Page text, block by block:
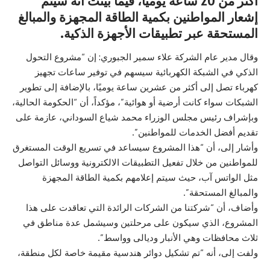
إشعار المواطنين بكمية الطاقة المجهزة والمبالغ
المستحقة عبر تطبيقات الأجهزة الذكية.
وقال مدير عام الشركة علاء سمير الجبوري: إن “مشروع التحول
الذكي في الشبكة الكهربائية سيسهم في توفير ساعات تجهيز
كهرباء تصل إلى أكثر من عشرين ساعة يوميًا، بالإضافة إلى تطوير
الشبكات سواء كانت أرضية أو هوائية”، مؤكداً، أن “الحكومة الحالية،
وبإشراف رئيس مجلس الوزراء محمد شياع السوداني، عازمة على
تقديم أفضل الخدمات للمواطنين”.
وأشار إلى، أن “هذا المشروع سيساعد في تسريع الوقت المستغرق
للمواطنين من خلال تفعيل التطبيقات الالكترونية ووسائل التواصل
مثل الواتس آب، حيث سيتم إعلامهم بكمية الطاقة المجهزة
والمبالغ المستحقة”.
وأضاف، أن “شركتنا من الشركات الرائدة التي تعاقدت على هذا
المشروع، الذي سيكون على مرحلتين وسيشمل عدة مناطق في
ثلاث محافظات وهي الأنبار وديالى وواسط”.
ولفت إلى، أنه “تم تشكيل دوائر هندسية مقيمة خاصة لكل منطقة،